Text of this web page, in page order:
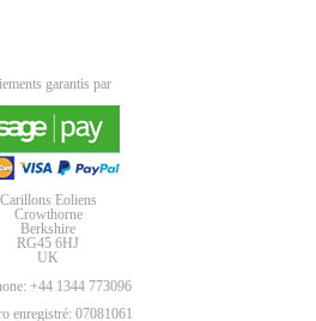
garantis par
Carillons Eoliens
Crowthorne
Berkshire
RG45 6HJ
UK
+44 1344 773096
enregistré: 07081061